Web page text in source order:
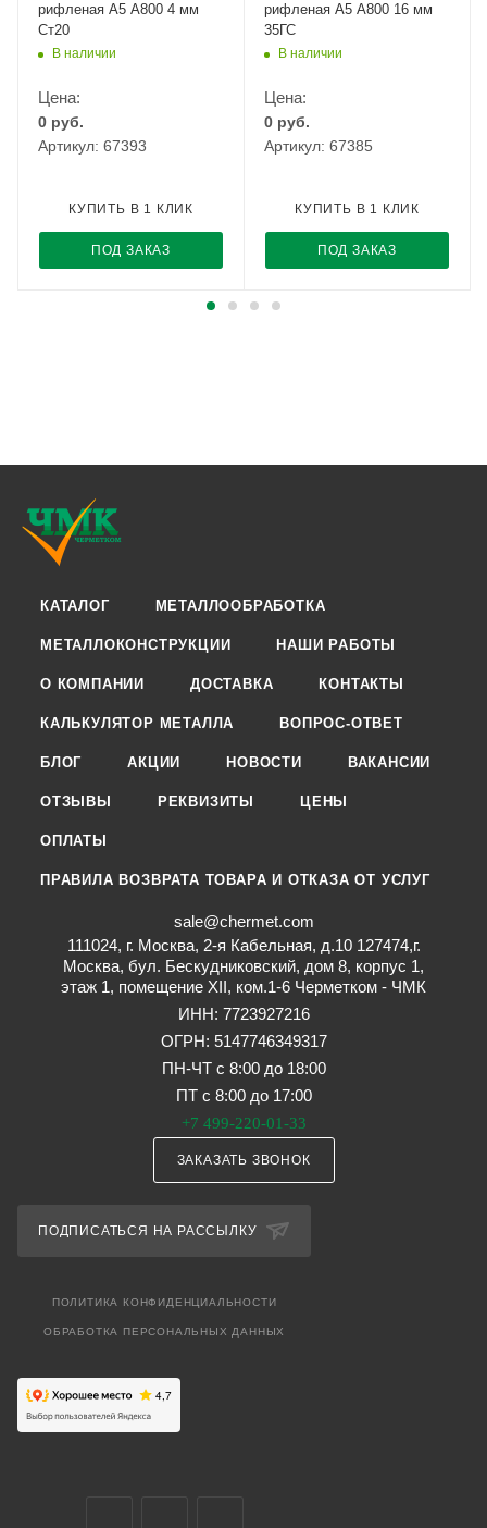
рифленая А5 А800 4 мм
Ст20
В наличии
Цена:
0 руб.
Артикул: 67393
ПОД ЗАКАЗ
КУПИТЬ В 1 КЛИК
рифленая А5 А800 16 мм
35ГС
В наличии
Цена:
0 руб.
Артикул: 67385
ПОД ЗАКАЗ
КУПИТЬ В 1 КЛИК
КАТАЛОГ МЕТАЛЛООБРАБОТКА
МЕТАЛЛОКОНСТРУКЦИИ НАШИ РАБОТЫ
О КОМПАНИИ ДОСТАВКА КОНТАКТЫ
КАЛЬКУЛЯТОР МЕТАЛЛА ВОПРОС-ОТВЕТ
БЛОГ АКЦИИ НОВОСТИ ВАКАНСИИ
ОТЗЫВЫ РЕКВИЗИТЫ ЦЕНЫ
ОПЛАТЫ
ПРАВИЛА ВОЗВРАТА ТОВАРА И ОТКАЗА ОТ УСЛУГ
sale@chermet.com
111024, г. Москва, 2-я Кабельная, д.10 127474,г.
Москва, бул. Бескудниковский, дом 8, корпус 1,
этаж 1, помещение XII, ком.1-6 Черметком - ЧМК
ИНН: 7723927216
ОГРН: 5147746349317
ПН-ЧТ с 8:00 до 18:00
ПТ с 8:00 до 17:00
+7 499-220-01-33
ЗАКАЗАТЬ ЗВОНОК
ПОДПИСАТЬСЯ НА РАССЫЛКУ
ПОЛИТИКА КОНФИДЕНЦИАЛЬНОСТИ
ОБРАБОТКА ПЕРСОНАЛЬНЫХ ДАННЫХ